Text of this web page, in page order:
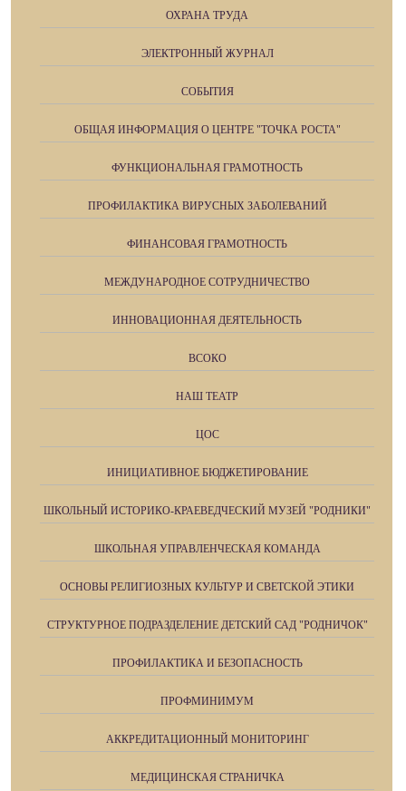
ОХРАНА ТРУДА
ЭЛЕКТРОННЫЙ ЖУРНАЛ
СОБЫТИЯ
ОБЩАЯ ИНФОРМАЦИЯ О ЦЕНТРЕ "ТОЧКА РОСТА"
ФУНКЦИОНАЛЬНАЯ ГРАМОТНОСТЬ
ПРОФИЛАКТИКА ВИРУСНЫХ ЗАБОЛЕВАНИЙ
ФИНАНСОВАЯ ГРАМОТНОСТЬ
МЕЖДУНАРОДНОЕ СОТРУДНИЧЕСТВО
ИННОВАЦИОННАЯ ДЕЯТЕЛЬНОСТЬ
ВСОКО
НАШ ТЕАТР
ЦОС
ИНИЦИАТИВНОЕ БЮДЖЕТИРОВАНИЕ
ШКОЛЬНЫЙ ИСТОРИКО-КРАЕВЕДЧЕСКИЙ МУЗЕЙ "РОДНИКИ"
ШКОЛЬНАЯ УПРАВЛЕНЧЕСКАЯ КОМАНДА
ОСНОВЫ РЕЛИГИОЗНЫХ КУЛЬТУР И СВЕТСКОЙ ЭТИКИ
СТРУКТУРНОЕ ПОДРАЗДЕЛЕНИЕ ДЕТСКИЙ САД "РОДНИЧОК"
ПРОФИЛАКТИКА И БЕЗОПАСНОСТЬ
ПРОФМИНИМУМ
АККРЕДИТАЦИОННЫЙ МОНИТОРИНГ
МЕДИЦИНСКАЯ СТРАНИЧКА